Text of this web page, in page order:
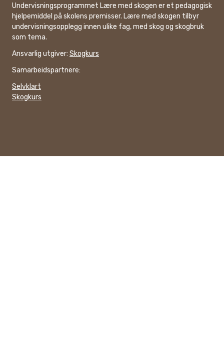
Undervisningsprogrammet Lære med skogen er et pedagogisk
hjelpemiddel på skolens premisser. Lære med skogen tilbyr
undervisningsopplegg innen ulike fag, med skog og skogbruk
som tema.
Ansvarlig utgiver: Skogkurs
Samarbeidspartnere:
Selvklart
Skogkurs